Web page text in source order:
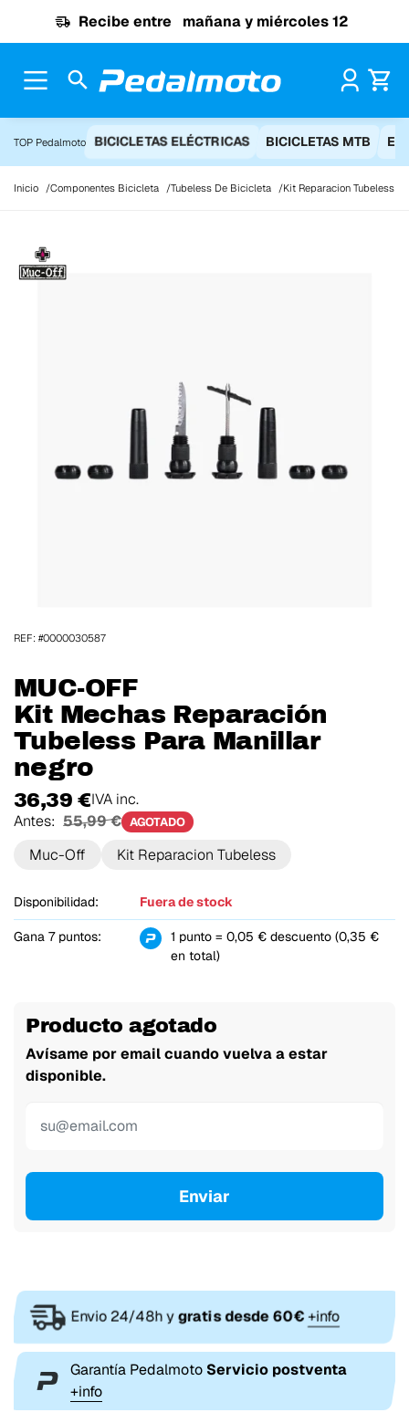
Recibe entre mañana y miércoles 12
TOP Pedalmoto BICICLETAS ELÉCTRICAS BICICLETAS MTB
Inicio Componentes Bicicleta Tubeless De Bicicleta Kit Reparacion Tubeless
MUC-OFF
Kit Mechas Reparación
Tubeless Para Manillar
negro
36,39 €IVA inc.
Antes: 55,99 € AGOTADO
Muc-Off Kit Reparacion Tubeless
Disponibilidad: Fuera de stock
Gana 7 puntos:
1 punto = 0,05 € descuento (0,35 €
en total)
Producto agotado
Avísame por email cuando vuelva a estar
disponible.
Enviar
REF: #0000030587
Envio 24/48h ygratis desde 60€+info
Garantía Pedalmoto Servicio postventa
+info